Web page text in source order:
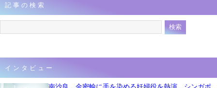
記事の検索
インタビュー